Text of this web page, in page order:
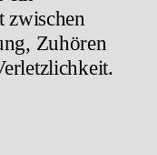
zwischen
Zuhören